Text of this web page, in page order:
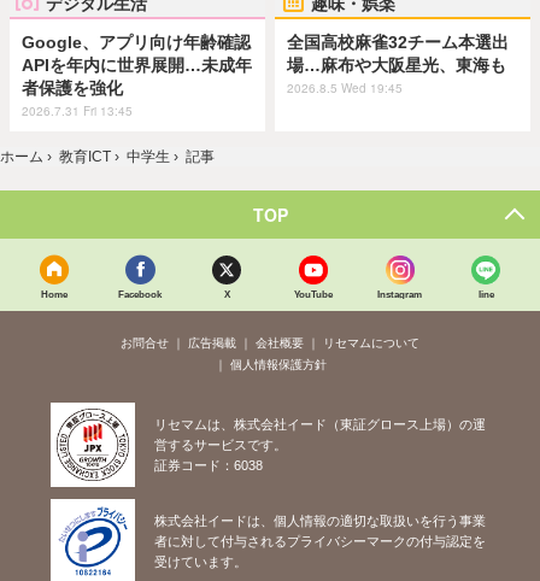
Google、アプリ向け年齢確認
APIを年内に世界展開…未成年
者保護を強化
2026.7.31 Fri 13:45
全国高校麻雀32チーム本選出
場…麻布や大阪星光、東海も
2026.8.5 Wed 19:45
ホーム › 教育ICT › 中学生 › 記事
TOP
Home Facebook X YouTube Instagram line
お問合せ 広告掲載 会社概要
リセマムについて
個人情報保護方針
リセマムは、株式会社イード（東証グロース上場）の運
営するサービスです。
証券コード：6038
株式会社イードは、個人情報の適切な取扱いを行う事業
者に対して付与されるプライバシーマークの付与認定を
受けています。